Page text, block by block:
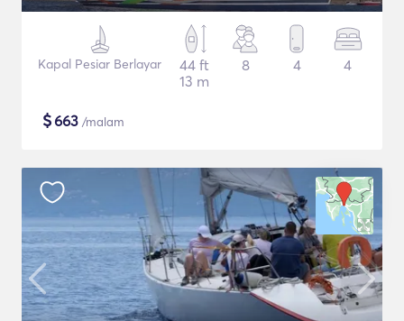
Kapal Pesiar Berlayar
44 ft
13 m
8 4 4
$663 /malam